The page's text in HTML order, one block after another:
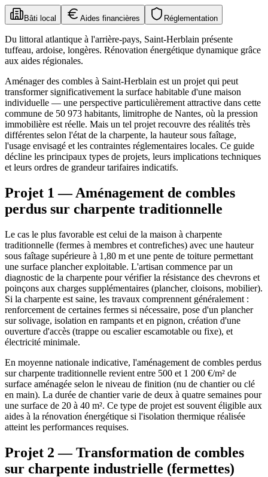
Bâti local Aides financières Réglementation
Du littoral atlantique à l'arrière-pays, Saint-Herblain présente
tuffeau, ardoise, longères. Rénovation énergétique dynamique grâce
aux aides régionales.
Aménager des combles à Saint-Herblain est un projet qui peut
transformer significativement la surface habitable d'une maison
individuelle — une perspective particulièrement attractive dans cette
commune de 50 973 habitants, limitrophe de Nantes, où la pression
immobilière est réelle. Mais un tel projet recouvre des réalités très
différentes selon l'état de la charpente, la hauteur sous faîtage,
l'usage envisagé et les contraintes réglementaires locales. Ce guide
décline les principaux types de projets, leurs implications techniques
et leurs ordres de grandeur tarifaires indicatifs.
Projet 1 — Aménagement de combles
perdus sur charpente traditionnelle
Le cas le plus favorable est celui de la maison à charpente
traditionnelle (fermes à membres et contrefiches) avec une hauteur
sous faîtage supérieure à 1,80 m et une pente de toiture permettant
une surface plancher exploitable. L'artisan commence par un
diagnostic de la charpente pour vérifier la résistance des chevrons et
poinçons aux charges supplémentaires (plancher, cloisons, mobilier).
Si la charpente est saine, les travaux comprennent généralement :
renforcement de certaines fermes si nécessaire, pose d'un plancher
sur solivage, isolation en rampants et en pignon, création d'une
ouverture d'accès (trappe ou escalier escamotable ou fixe), et
électricité minimale.
En moyenne nationale indicative, l'aménagement de combles perdus
sur charpente traditionnelle revient entre 500 et 1 200 €/m² de
surface aménagée selon le niveau de finition (nu de chantier ou clé
en main). La durée de chantier varie de deux à quatre semaines pour
une surface de 20 à 40 m². Ce type de projet est souvent éligible aux
aides à la rénovation énergétique si l'isolation thermique réalisée
atteint les performances requises.
Projet 2 — Transformation de combles
sur charpente industrielle (fermettes)